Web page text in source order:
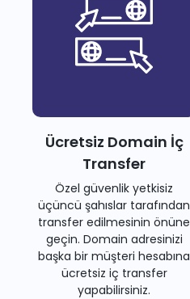
Ücretsiz Domain İç
Transfer
Özel güvenlik yetkisiz
üçüncü şahıslar tarafından
transfer edilmesinin önüne
geçin. Domain adresinizi
başka bir müşteri hesabına
ücretsiz iç transfer
yapabilirsiniz.